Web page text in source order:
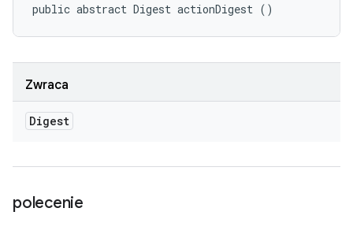
public abstract Digest actionDigest ()
Zwraca
Digest
polecenie